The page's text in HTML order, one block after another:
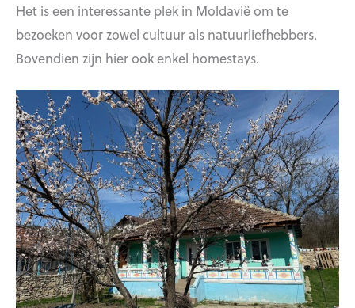
Het is een interessante plek in Moldavië om te
bezoeken voor zowel cultuur als natuurliefhebbers.
Bovendien zijn hier ook enkel homestays.